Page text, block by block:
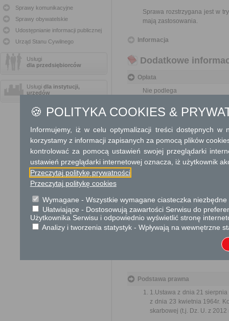
Sprawy komunikacyjne
Sprawy obywatelskie
Udostępnianie informacji publicznej
Urząd Stanu Cywilnego
Usługi
dla przedsiębiorców
Usługi dla instytucji,
urzędów
Sprawa rozstrzygana jest w
mają zastosowania.
Informacja
Dodatkowe
Opłata
Nie podlega
Tryb odwoławczy
Nie przysługuje
Skargi i wnioski
----------------------------
Wnioskodawca proszony
O terminie podpisania umowy
Podstawa prawna
1.Ustawa z dnia 21
z dnia 23 kwietnia 1964r.
skarbowej (t.j. Dz. U. z
🍪 POLITYKA COOKIES &
Informujemy, iż w celu optymalizacji treści dostępnych w
korzystamy z informacji zapisanych za pomocą plików
kontrolować za pomocą ustawień swojej przeglądarki
ustawień przeglądarki internetowej oznacza, iż użytkownik
Przeczytaj politykę prywatności
Przeczytaj politykę cookies
Wymagane - Wszystkie wymagane ciasteczka
Ułatwiające - Dostosowują zawartości Serwisu do
Użytkownika Serwisu i odpowiednio wyświetlić stronę
Analizy i tworzenia statystyk - Wpływają na wewnętrzne